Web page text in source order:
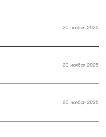
20 ноября 2025
20 ноября 2025
20 ноября 2025